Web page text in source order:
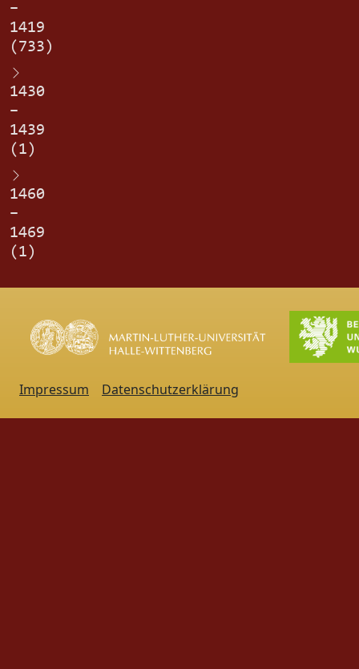
–
1419
(733)
1430
–
1439
(1)
1460
–
1469
(1)
Impressum Datenschutzerklärung